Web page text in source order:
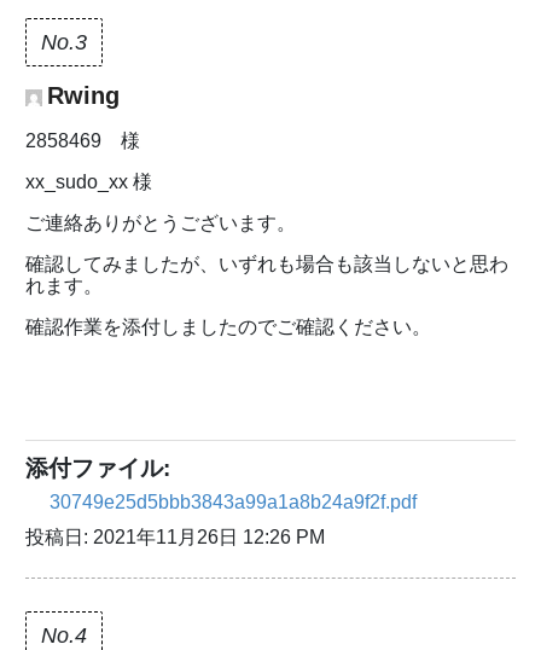
No.3
Rwing
2858469 様
xx_sudo_xx 様
ご連絡ありがとうございます。
確認してみましたが、いずれも場合も該当しないと思わ
れます。
確認作業を添付しましたのでご確認ください。
添付ファイル:
30749e25d5bbb3843a99a1a8b24a9f2f.pdf
投稿日: 2021年11月26日 12:26 PM
No.4